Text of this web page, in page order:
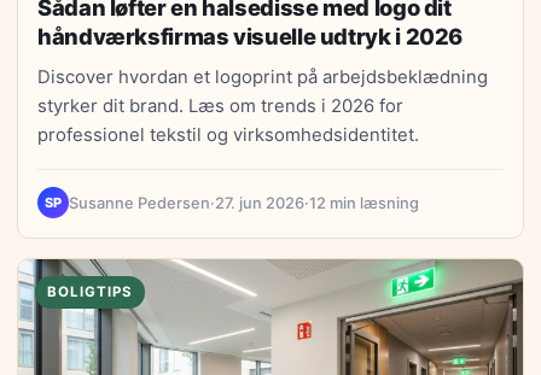
Sådan løfter en halsedisse med logo dit
håndværksfirmas visuelle udtryk i 2026
Discover hvordan et logoprint på arbejdsbeklædning
styrker dit brand. Læs om trends i 2026 for
professionel tekstil og virksomhedsidentitet.
SP Susanne Pedersen·27. jun 2026·12 min læsning
BOLIGTIPS